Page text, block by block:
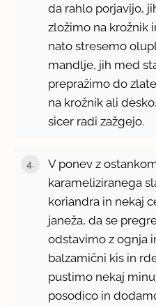
da rahlo porjavijo,
zložimo na krožnik
nato stresemo
mandlje, jih med
prepražimo do
na krožnik ali
sicer radi zažgejo.
V ponev z
karameliziranega
koriandra in nekaj
janeža, da se
odstavimo z ognja
balzamični kis in
pustimo nekaj
posodico in